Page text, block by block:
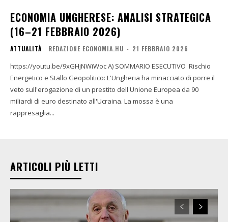
ECONOMIA UNGHERESE: ANALISI STRATEGICA
(16–21 FEBBRAIO 2026)
ATTUALITÀ REDAZIONE ECONOMIA.HU - 21 FEBBRAIO 2026
https://youtu.be/9xGHjNWiWoc A) SOMMARIO ESECUTIVO Rischio
Energetico e Stallo Geopolitico: L'Ungheria ha minacciato di porre il
veto sull'erogazione di un prestito dell'Unione Europea da 90
miliardi di euro destinato all'Ucraina. La mossa è una
rappresaglia...
ARTICOLI PIÙ LETTI